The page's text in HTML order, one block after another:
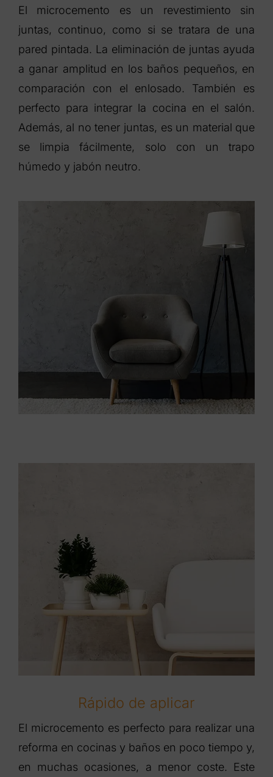
El microcemento es un revestimiento sin
juntas, continuo, como si se tratara de una
pared pintada. La eliminación de juntas ayuda
a ganar amplitud en los baños pequeños, en
comparación con el enlosado. También es
perfecto para integrar la cocina en el salón.
Además, al no tener juntas, es un material que
se limpia fácilmente, solo con un trapo
húmedo y jabón neutro.
Rápido de aplicar
El microcemento es perfecto para realizar una
reforma en cocinas y baños en poco tiempo y,
en muchas ocasiones, a menor coste. Este